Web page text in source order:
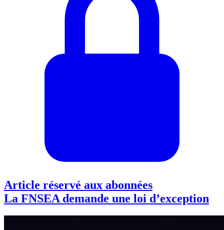
Article réservé aux abonnées
La FNSEA demande une loi d’exception